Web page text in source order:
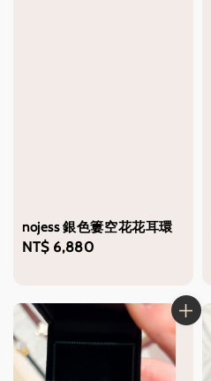
nojess 銀色簍空花花耳環
Regular
NT$ 6,880